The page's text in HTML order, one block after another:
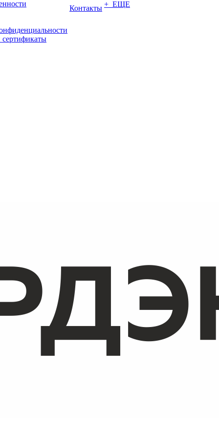
Контакты + ЕЩЕ